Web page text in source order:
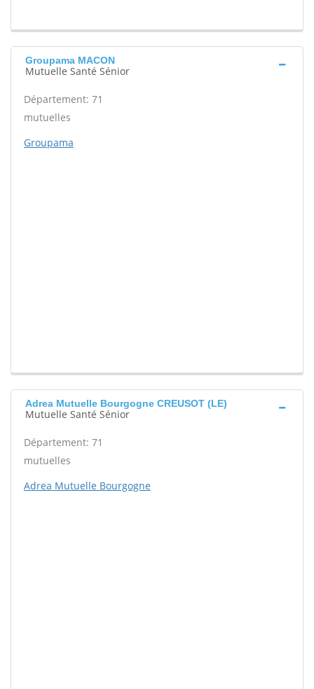
Groupama MACON
Mutuelle Santé Sénior
Département: 71
mutuelles
Groupama
Adrea Mutuelle Bourgogne CREUSOT (LE)
Mutuelle Santé Sénior
Département: 71
mutuelles
Adrea Mutuelle Bourgogne